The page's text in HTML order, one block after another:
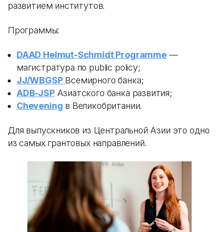
развитием институтов.
Программы:
DAAD Helmut-Schmidt Programme—
магистратура по public policy;
JJ/WBGSP Всемирного банка;
ADB-JSPАзиатского банка развития;
Chevening в Великобритании.
Для выпускников из Центральной Азии это одно
из самых грантовых направлений.